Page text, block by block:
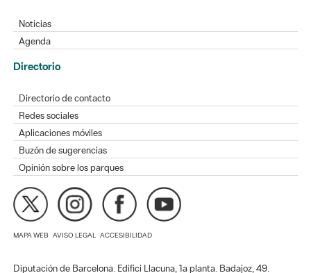
Noticias
Agenda
Directorio
Directorio de contacto
Redes sociales
Aplicaciones móviles
Buzón de sugerencias
Opinión sobre los parques
MAPA WEB AVISO LEGAL ACCESIBILIDAD
Diputación de Barcelona. Edifici Llacuna, 1a planta. Badajoz, 49.